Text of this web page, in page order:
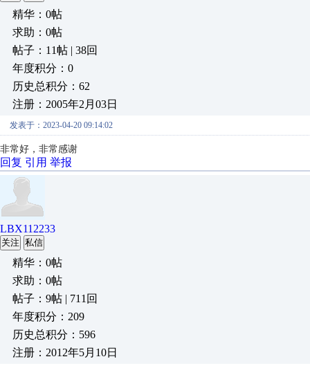
精华：0帖
求助：0帖
帖子：11帖 | 38回
年度积分：0
历史总积分：62
注册：2005年2月03日
发表于：2023-04-20 09:14:02
非常好，非常感谢
回复 引用 举报
LBX112233
关注 私信
精华：0帖
求助：0帖
帖子：9帖 | 711回
年度积分：209
历史总积分：596
注册：2012年5月10日